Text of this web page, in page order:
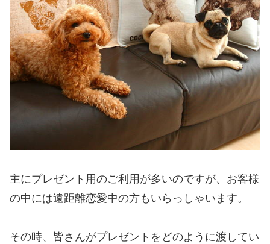
主にプレゼント用のご利用が多いのですが、お客様
の中には遠距離恋愛中の方もいらっしゃいます。
その時、皆さんがプレゼントをどのように渡してい